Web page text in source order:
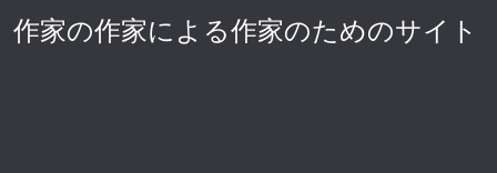
作家の作家による作家のためのサイト